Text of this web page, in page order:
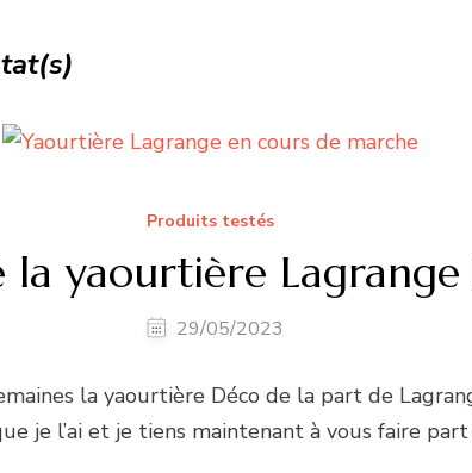
Produits testés
la yaourtière
29/05/2023
la yaourtière Déco de la part de
je l’ai et je tiens maintenant à vous faire